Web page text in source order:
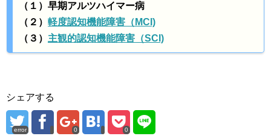
（１）早期アルツハイマー病
（２） 軽度認知機能障害（MCI)
（３） 主観的認知機能障害（SCI)
シェアする
error 0 0